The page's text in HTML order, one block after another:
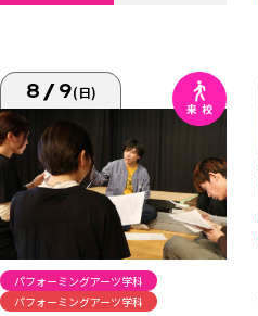
8/9(日)
パフォーミングアーツ学科
パフォーミングアーツ学科